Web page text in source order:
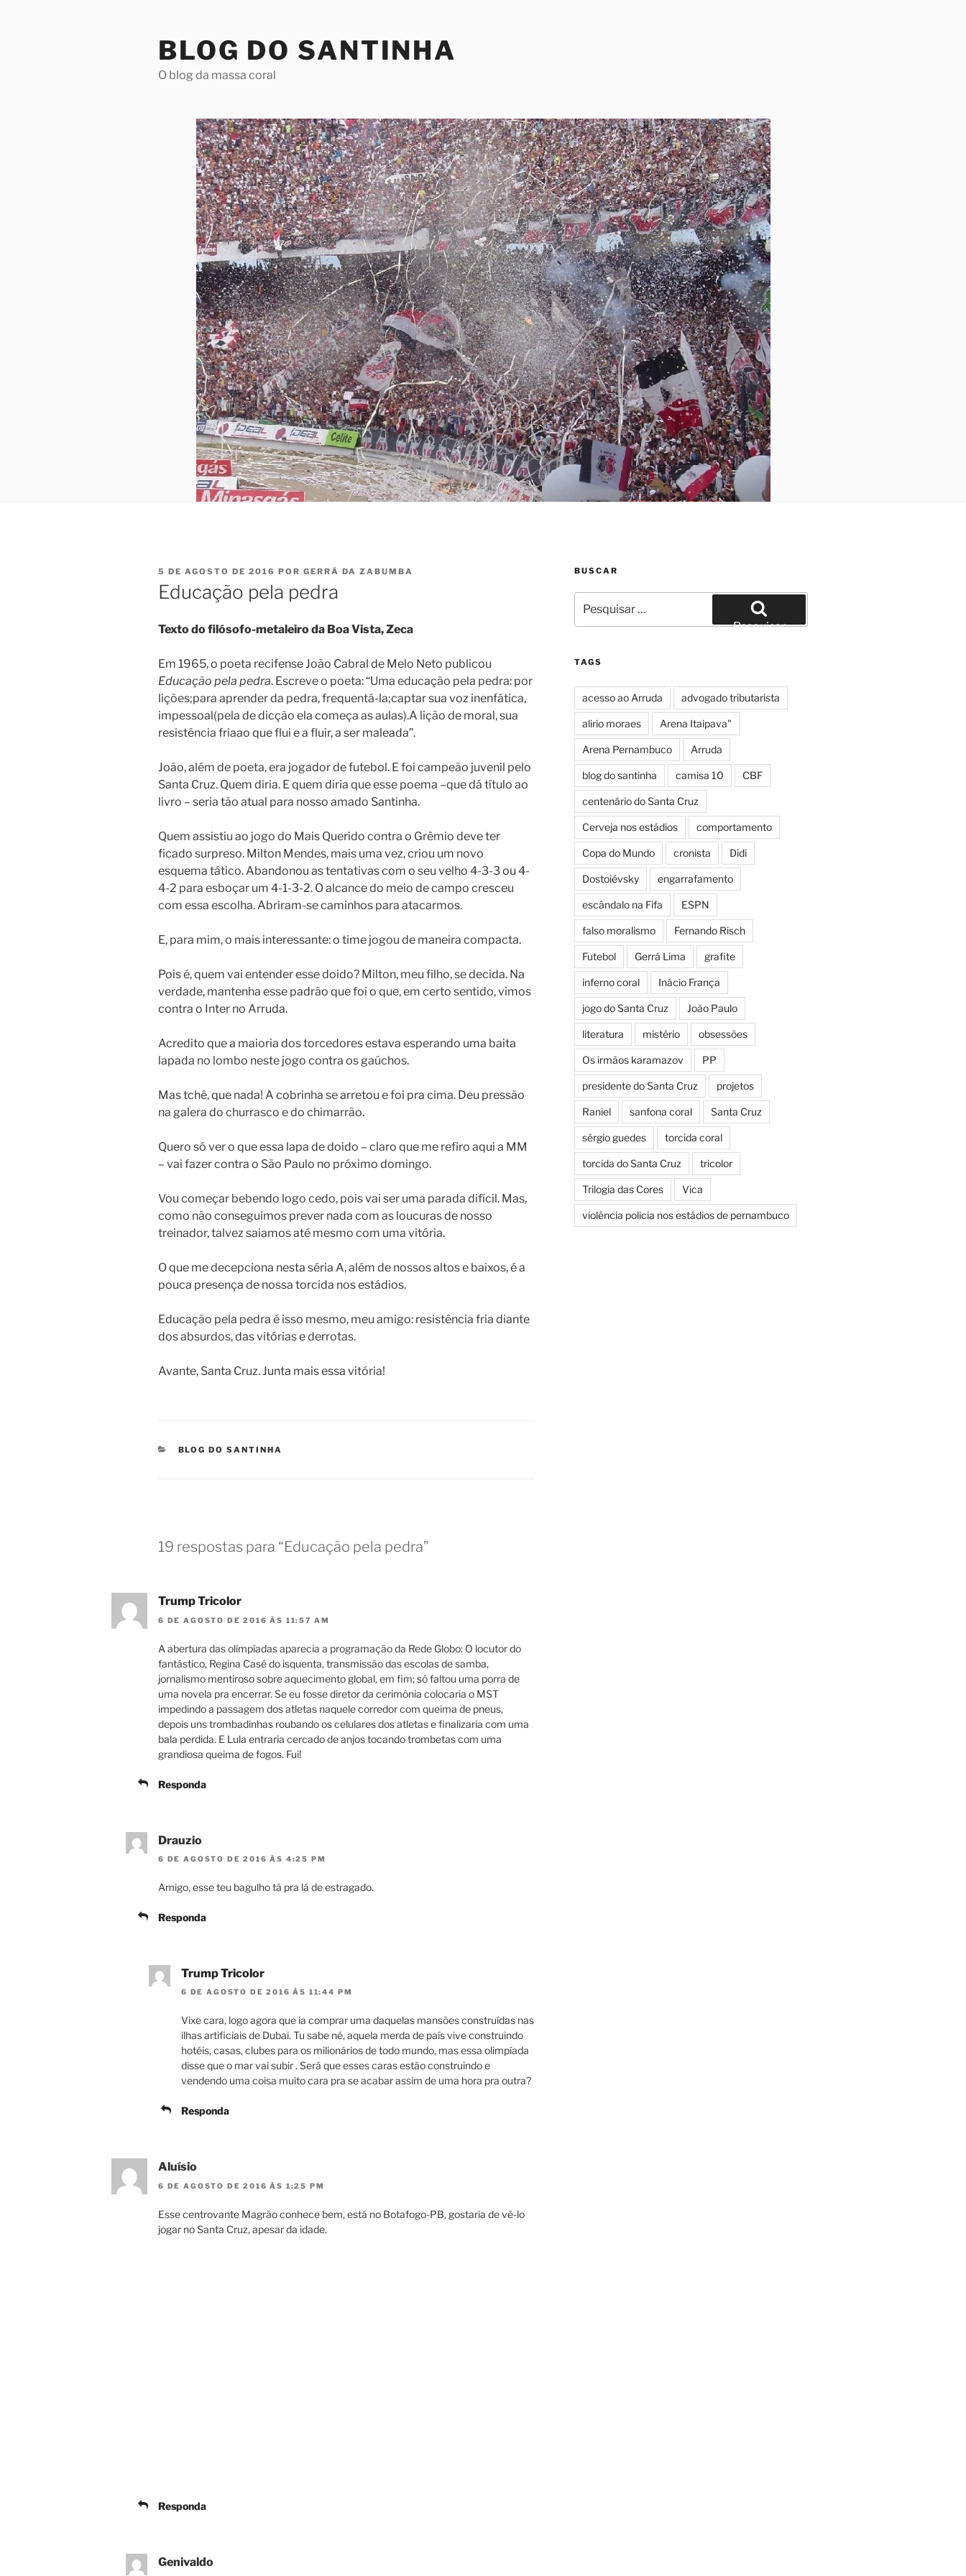
BLOG DO SANTINHA
O blog da massa coral
PUBLICADO
EM
5 DE AGOSTO DE 2016 POR GERRÁ DA ZABUMBA
Educação pela pedra
Texto do filósofo-metaleiro da Boa Vista, Zeca
Em 1965, o poeta recifense João Cabral de Melo Neto publicou
Educação pela pedra. Escreve o poeta: “Uma educação pela pedra: por
lições;para aprender da pedra, frequentá-la;captar sua voz inenfática,
impessoal(pela de dicção ela começa as aulas).A lição de moral, sua
resistência friaao que flui e a fluir, a ser maleada”.
João, além de poeta, era jogador de futebol. E foi campeão juvenil pelo
Santa Cruz. Quem diria. E quem diria que esse poema –que dá título ao
livro – seria tão atual para nosso amado Santinha.
Quem assistiu ao jogo do Mais Querido contra o Grêmio deve ter
ficado surpreso. Milton Mendes, mais uma vez, criou um novo
esquema tático. Abandonou as tentativas com o seu velho 4-3-3 ou 4-
4-2 para esboçar um 4-1-3-2. O alcance do meio de campo cresceu
com essa escolha. Abriram-se caminhos para atacarmos.
E, para mim, o mais interessante: o time jogou de maneira compacta.
Pois é, quem vai entender esse doido? Milton, meu filho, se decida. Na
verdade, mantenha esse padrão que foi o que, em certo sentido, vimos
contra o Inter no Arruda.
Acredito que a maioria dos torcedores estava esperando uma baita
lapada no lombo neste jogo contra os gaúchos.
Mas tchê, que nada! A cobrinha se arretou e foi pra cima. Deu pressão
na galera do churrasco e do chimarrão.
Quero só ver o que essa lapa de doido – claro que me refiro aqui a MM
– vai fazer contra o São Paulo no próximo domingo.
Vou começar bebendo logo cedo, pois vai ser uma parada difícil. Mas,
como não conseguimos prever nada com as loucuras de nosso
treinador, talvez saiamos até mesmo com uma vitória.
O que me decepciona nesta séria A, além de nossos altos e baixos, é a
pouca presença de nossa torcida nos estádios.
Educação pela pedra é isso mesmo, meu amigo: resistência fria diante
dos absurdos, das vitórias e derrotas.
Avante, Santa Cruz. Junta mais essa vitória!
CATEGORIAS
BLOG DO SANTINHA
19 respostas para “Educação pela pedra”
Trump Tricolor
6 DE AGOSTO DE 2016 ÀS 11:57 AM
A abertura das olimpíadas aparecia a programação da Rede Globo: O locutor do
fantástico, Regina Casé do isquenta, transmissão das escolas de samba,
jornalismo mentiroso sobre aquecimento global, em fim; só faltou uma porra de
uma novela pra encerrar. Se eu fosse diretor da cerimônia colocaria o MST
impedindo a passagem dos atletas naquele corredor com queima de pneus,
depois uns trombadinhas roubando os celulares dos atletas e finalizaria com uma
bala perdida. E Lula entraria cercado de anjos tocando trombetas com uma
grandiosa queima de fogos. Fui!
Responda
Drauzio
6 DE AGOSTO DE 2016 ÀS 4:25 PM
Amigo, esse teu bagulho tá pra lá de estragado.
Responda
Trump Tricolor
6 DE AGOSTO DE 2016 ÀS 11:44 PM
Vixe cara, logo agora que ia comprar uma daquelas mansões construídas nas
ilhas artificiais de Dubai. Tu sabe né, aquela merda de país vive construindo
hotéis, casas, clubes para os milionários de todo mundo, mas essa olimpíada
disse que o mar vai subir . Será que esses caras estão construindo e
vendendo uma coisa muito cara pra se acabar assim de uma hora pra outra?
Responda
Aluísio
6 DE AGOSTO DE 2016 ÀS 1:25 PM
Esse centrovante Magrão conhece bem, está no Botafogo-PB, gostaria de vê-lo
jogar no Santa Cruz, apesar da idade.
Responda
Genivaldo
BUSCAR
por:
Pesquisar
TAGS
acesso ao Arruda advogado tributarista
alirio moraes Arena Itaipava"
Arena Pernambuco Arruda
blog do santinha camisa 10 CBF
centenário do Santa Cruz
Cerveja nos estádios comportamento
Copa do Mundo cronista Didi
Dostoiévsky engarrafamento
escândalo na Fifa ESPN
falso moralismo Fernando Risch
Futebol Gerrá Lima grafite
inferno coral Inácio França
jogo do Santa Cruz João Paulo
literatura mistério obsessões
Os irmãos karamazov PP
presidente do Santa Cruz projetos
Raniel sanfona coral Santa Cruz
sérgio guedes torcida coral
torcida do Santa Cruz tricolor
Trilogia das Cores Vica
violência policia nos estádios de pernambuco